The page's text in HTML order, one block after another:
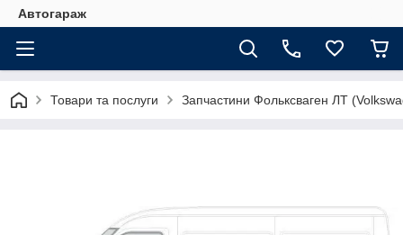
Автогараж
Товари та послуги Запчастини Фольксваген ЛТ